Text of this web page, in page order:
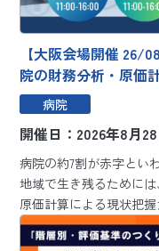
【大阪会場開催 26/
院の財務分析・原価
病院
開催日：2026年8月28
病院の約7割が赤字とい
地域で生き残るために
原価計算による現状把